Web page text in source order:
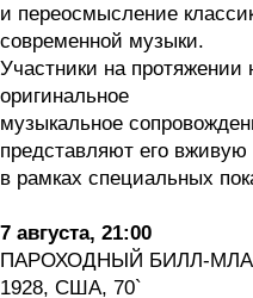
и переосмысление
современной музыки.
Участники на протяжении
оригинальное
музыкальное
представляют его вживую
в рамках специальных
7 августа, 21:00
ПАРОХОДНЫЙ БИЛЛ-
1928, США, 70`